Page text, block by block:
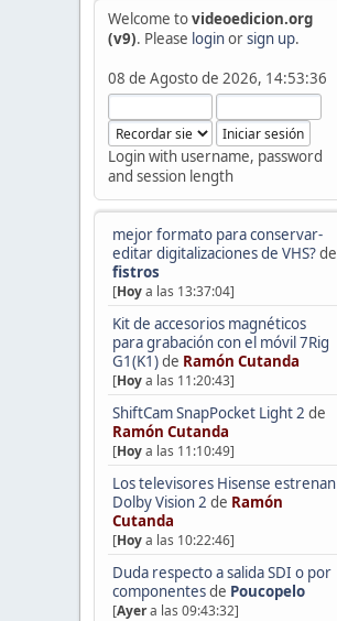
Welcome tovideoedicion.org
(v9). Please loginorsign up.
08 de Agosto de 2026, 14:53:36
Login with username, password
and session length
mejor formato para conservar-
editar digitalizaciones de VHS?de
fistros
[Hoya las 13:37:04]
Kit de accesorios magnéticos
para grabación con el móvil 7Rig
G1(K1)de Ramón Cutanda
[Hoya las 11:20:43]
ShiftCam SnapPocket Light 2 de
Ramón Cutanda
[Hoya las 11:10:49]
Los televisores Hisense estrenan
Dolby Vision 2 de Ramón
Cutanda
[Hoya las 10:22:46]
Duda respecto a salida SDI o por
componentesde Poucopelo
[Ayera las 09:43:32]